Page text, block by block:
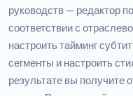
руководств — редактор
соответствии с
настроить тайминг
сегменты и настроить
результате вы